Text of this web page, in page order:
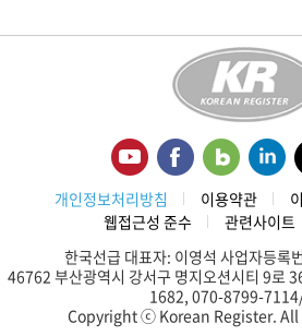
개인정보처리방침 이용약관
웹접근성 준수
관련사이트
한국선급 대표자: 이영석 사업자등
46762 부산광역시 강서구 명지오션시티 9로
1682, 070-8799-
Copyright ⓒ Korean Register. All